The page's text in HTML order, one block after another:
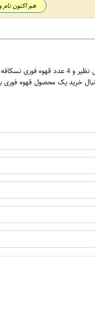
هم اکنون نام
کالای قهوه فوری بسته 20 عددی به همراه 4 عدد قهوه فوری نسکافه، انتخابی عالی برای لذت بردن از یک
خرید یک محصول قهوه